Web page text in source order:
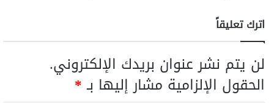
اترك تعليقاً
لن يتم نشر عنوان بريدك الإلكتروني.
الحقول الإلزامية مشار إليها بـ*